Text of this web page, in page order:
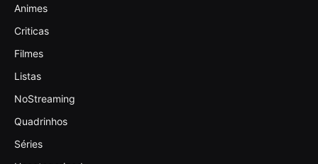
Animes
Criticas
Filmes
Listas
NoStreaming
Quadrinhos
Séries